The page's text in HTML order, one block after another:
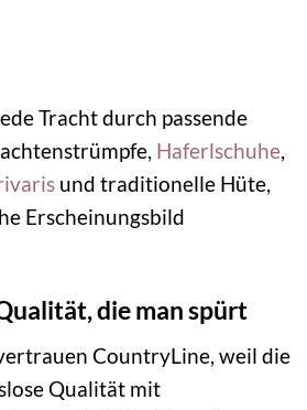
Tracht durch passende
Haferlschuhe,
und traditionelle Hüte,
Erscheinungsbild
die man spürt
CountryLine, weil die
Qualität mit